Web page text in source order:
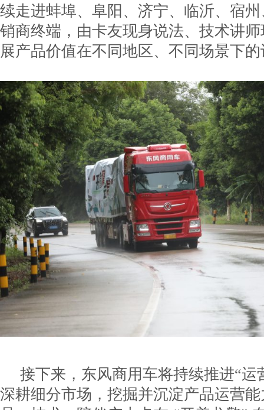
续走进蚌埠、阜阳、济宁、临沂、宿
销商终端，由卡友现身说法、技术讲
展产品价值在不同地区、不同场景下
接下来，东风商用车将持续推进“运
深耕细分市场，挖掘并沉淀产品运营